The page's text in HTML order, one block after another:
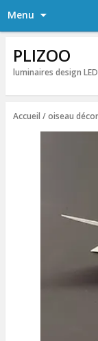
Menu
PLIZOO
luminaires design LED
Accueil / oiseau